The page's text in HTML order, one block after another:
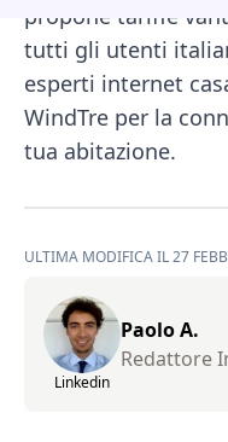
propone tariffe
tutti gli utenti
esperti internet
WindTre per la
tua abitazione.
ULTIMA MODIFICA IL 27
Linkedin
Paolo A.
Redattore